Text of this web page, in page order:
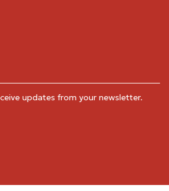
updates from your newsletter.